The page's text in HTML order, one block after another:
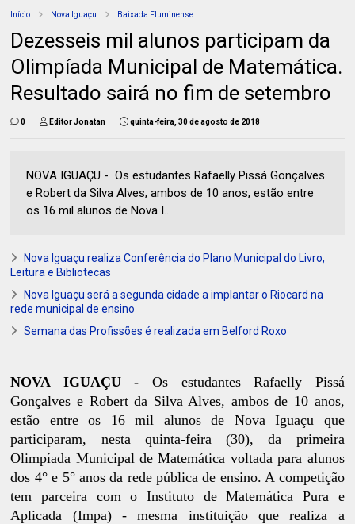
Início Nova Iguaçu Baixada Fluminense
Dezesseis mil alunos participam da
Olimpíada Municipal de Matemática.
Resultado sairá no fim de setembro
0 Editor Jonatan quinta-feira, 30 de agosto de 2018
NOVA IGUAÇU - Os estudantes Rafaelly Pissá Gonçalves
e Robert da Silva Alves, ambos de 10 anos, estão entre
os 16 mil alunos de Nova I...
Nova Iguaçu realiza Conferência do Plano Municipal do Livro,
Leitura e Bibliotecas
Nova Iguaçu será a segunda cidade a implantar o Riocard na
rede municipal de ensino
Semana das Profissões é realizada em Belford Roxo
NOVA IGUAÇU - Os estudantes Rafaelly Pissá
Gonçalves e Robert da Silva Alves, ambos de 10 anos,
estão entre os 16 mil alunos de Nova Iguaçu que
participaram, nesta quinta-feira (30), da primeira
Olimpíada Municipal de Matemática voltada para alunos
dos 4° e 5° anos da rede pública de ensino. A competição
tem parceira com o Instituto de Matemática Pura e
Aplicada (Impa) - mesma instituição que realiza a